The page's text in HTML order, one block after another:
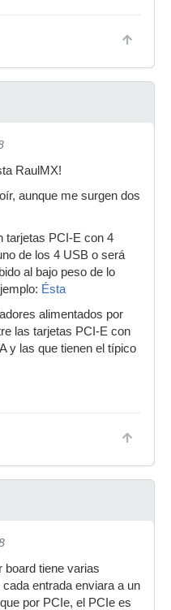
RaulMX!
aunque me surgen dos
tarjetas PCI-E con 4
de los 4 USB o será
al bajo peso de lo
Ésta
alimentados por
las tarjetas PCI-E con
y las que tienen el típico
board tiene varias
entrada enviara a un
por PCIe, el PCIe es